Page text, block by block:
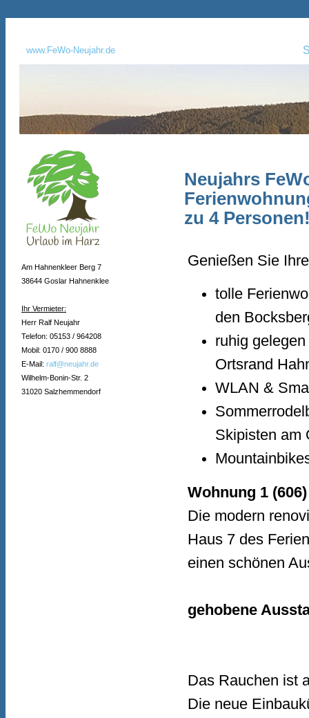
www.FeWo-Neujahr.de
Am Hahnenkleer Berg 7
38644 Goslar Hahnenklee
Ihr Vermieter:
Herr Ralf Neujahr
Telefon: 05153 / 964208
Mobil: 0170 / 900 8888
E-Mail: ralf@neujahr.de
Wilhelm-Bonin-Str. 2
31020 Salzhemmendorf
Neujahrs
zu 4
Genießen Sie
tolle
den
ruhig
Ortsrand
WLAN &
Skipisten am
Wohnung 1 (606)
Die modern
Haus 7 des
einen schönen
gehobene
Das Rauchen ist
Die neue